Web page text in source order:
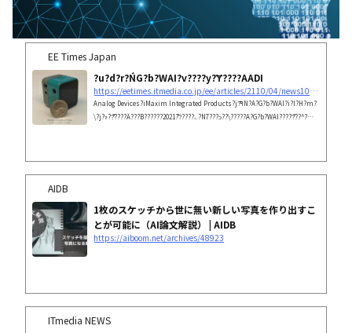
EE Times Japan
?u?d?r?ŃG?b?WAI?v????y?Ɏ????AADI
https://eetimes.itmedia.co.jp/ee/articles/2110/04/news108.html
Analog Devices?iMaxim Integrated Products?j?͋ߔN?A?G?b?WAI?i?l?H?m?
\?j?ɂ??͂????Ă???B??????ے?????̂?2021?N7???ɔ??\?????A?G?b?WAI?????̏??^?
AIDB
1枚のスケッチから世に無い新しい写真を作り出すこ
とが可能に（AI論文解説） | AIDB
https://aiboom.net/archives/48923
ITmedia NEWS